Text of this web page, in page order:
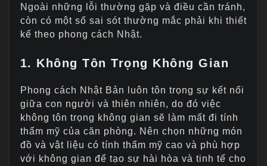
Ngoài những lỗi thường gặp và điều cần tránh,
còn có một số sai sót thường mắc phải khi thiết
kế theo phong cách Nhật.
1. Không Tôn Trọng Không Gian
Phong cách Nhật Bản luôn tôn trọng sự kết nối
giữa con người và thiên nhiên, do đó việc
không tôn trọng không gian sẽ làm mất đi tính
thẩm mỹ của căn phòng. Nên chọn những món
đồ và vật liệu có tính thẩm mỹ cao và phù hợp
với không gian để tạo sự hài hòa và tinh tế cho